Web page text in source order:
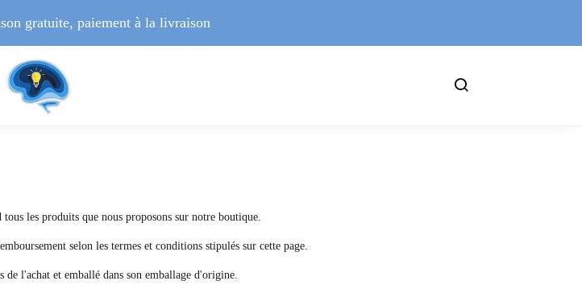
gratuite, paiement à la livraison
les produits que nous proposons sur notre boutique.
selon les termes et conditions stipulés sur cette page.
l'achat et emballé dans son emballage d'origine.